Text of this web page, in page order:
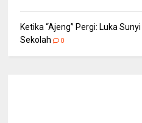
Ketika “Ajeng” Pergi: Luka
Sekolah
0